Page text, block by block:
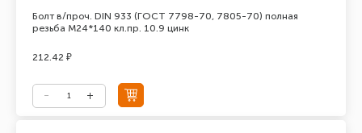
Болт в/проч. DIN 933 (ГОСТ 7798-70, 7805-70) полная
резьба М24*140 кл.пр. 10.9 цинк
212.42 ₽